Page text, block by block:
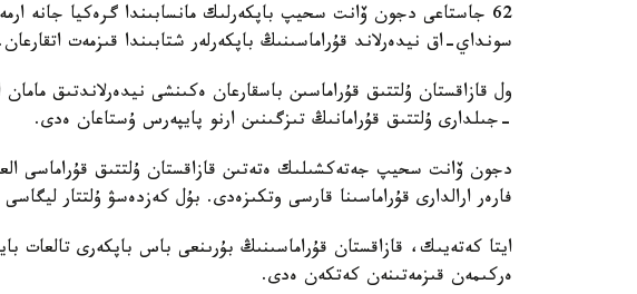
62 جاستاعى دجون ۆانت سحيپ باپكەرلىك مانسابىندا گرەكيا جانە
سونداي-اق نيدەرلاند قۇراماسىنىڭ باپكەرلەر شتابىندا قىزمەت اتقارعان.
-جىلدارى ۇلتتىق قۇرامانىڭ تىزگىنىن ارنو پايپەرس ۇستاعان ەدى.
فارەر ارالدارى قۇراماسىنا قارسى وتكىزەدى. بۇل كەزدەسۋ ۇلتتار
ايتا كەتەيىك، قازاقستان قۇراماسىنىڭ بۇرىنعى باس باپكەرى تالعات
ەركىمەن قىزمەتىنەن كەتكەن ەدى.